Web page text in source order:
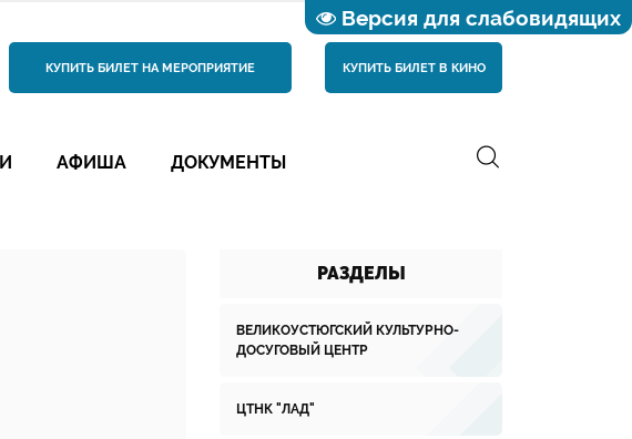
Версия для слабовидящих
КУПИТЬ БИЛЕТ НА МЕРОПРИЯТИЕ КУПИТЬ БИЛЕТ В КИНО
АФИША
ДОКУМЕНТЫ
РАЗДЕЛЫ
ВЕЛИКОУСТЮГСКИЙ КУЛЬТУРНО-
ДОСУГОВЫЙ ЦЕНТР
ЦТНК "ЛАД"